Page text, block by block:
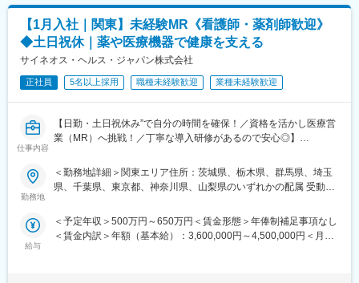
医薬品は「どの成分に、どのような効果があって、誰に使うと良
いのか」などの情報が付加されて、初めて効果的に使うことがで
きます。医師への適切な医薬品情報の提供を通じて、患者さんの
治療、地域医療課題に貢献することができます。
■安心の研修体制：
・入社から3か月間：座学研修（導入教育）のみ
└医薬品や医療業界、営業方法についての知識を身につけます。
・導入教育終了後は、Web講義、e-Learning、集合研修を組み合
わせて行う、MR認定試験に100％を担保する対策講座がありま
・現場配属後も月1回以上の面談を設けており、成果を出すための
フォロー体制を整えております。
営業職が目指せます。
可能性があります。月給(月額)は固定手当を含めた表記です。
【1月入社｜関東】未経験MR《看護師・薬剤師歓迎》
◆土日祝休｜薬や医療機器で健康を支える
サイネオス・ヘルス・ジャパン株式会社
正社員 5名以上採用 職種未経験歓迎 業種未経験歓迎
仕事内容
【日勤・土日祝休み”で自分の時間を確保！／資格を活かし医療営
業（MR）へ挑戦！／丁寧な導入研修があるので安心◎】
《資格と想いがあれば活躍できる！》
「誰かのためになる仕事がしたい」「社会貢献につながる仕事を
したい」という想いがあればOK！当社には、臨床経験を活かして
ます。
これまでの経験を活かして新たなフィールドで活躍したい方を歓
勤務地
＜勤務地詳細＞関東エリア住所：茨城県、栃木県、群馬県、埼玉
県、千葉県、東京都、神奈川県、山梨県のいずれかの配属 受動喫
給与
＜予定年収＞500万円～650万円＜賃金形態＞年俸制補足事項なし
＜賃金内訳＞年額（基本給）：3,600,000円～4,500,000円＜月額